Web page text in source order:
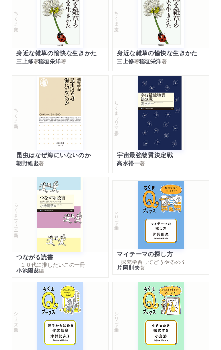
ちくま文庫
身近な雑草の愉快な生きかた
三上修著稲垣栄洋著
ちくま文庫
身近な雑草の愉快な生きかた
三上修著稲垣栄洋著
ちくま新書
昆虫はなぜ海にいないのか
朝野維起著
ちくまプリマー新書
宇宙最強物質決定戦
高水裕一著
ちくまプリマー新書
つながる読書
─１０代に推したいこの一冊
小池陽慈編
シリーズ・全集
マイテーマの探し方
─探究学習ってどうやるの？
片岡則夫著
シリーズ・全集 シリーズ・全集